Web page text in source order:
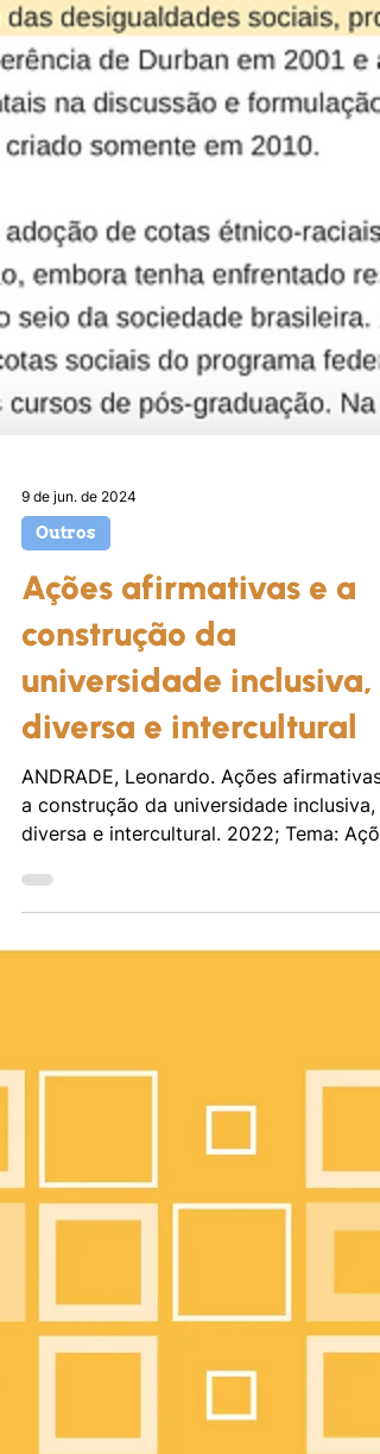
9 de jun. de 2024
Outros
Ações afirmativas e a
construção da
universidade inclusiva,
diversa e intercultural
ANDRADE, Leonardo. Ações afirmativas
diversa e intercultural. 2022; Tema:
afirmativas no...